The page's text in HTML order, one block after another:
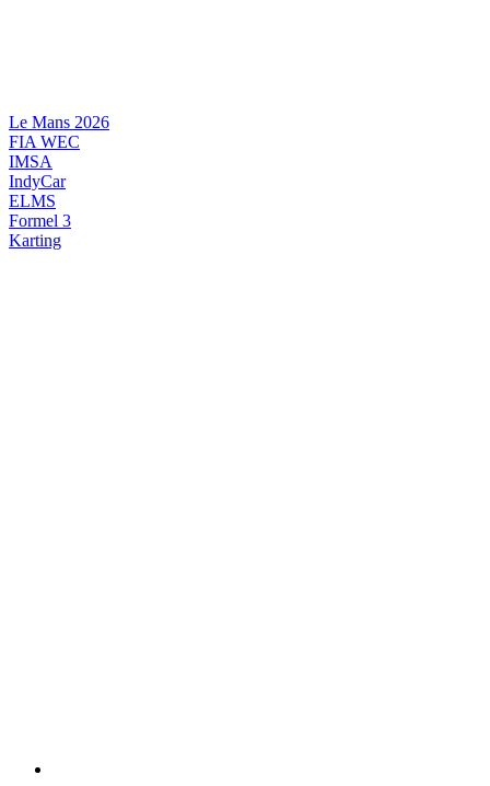
Le Mans 2026
FIA WEC
IMSA
IndyCar
ELMS
Formel 3
Karting